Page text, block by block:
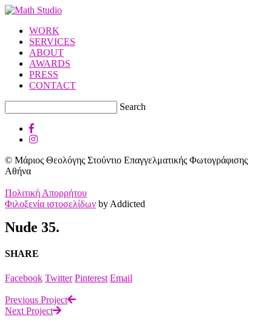
WORK
SERVICES
ABOUT
AWARDS
PRESS
CONTACT
Search
© Μάριος Θεολόγης Στούντιο Επαγγελματικής Φωτογράφισης
Αθήνα
Πολιτική Απορρήτου
Φιλοξενία ιστοσελίδων by Addicted
Nude 35.
SHARE
Facebook Twitter Pinterest Email
Previous Project
Next Project